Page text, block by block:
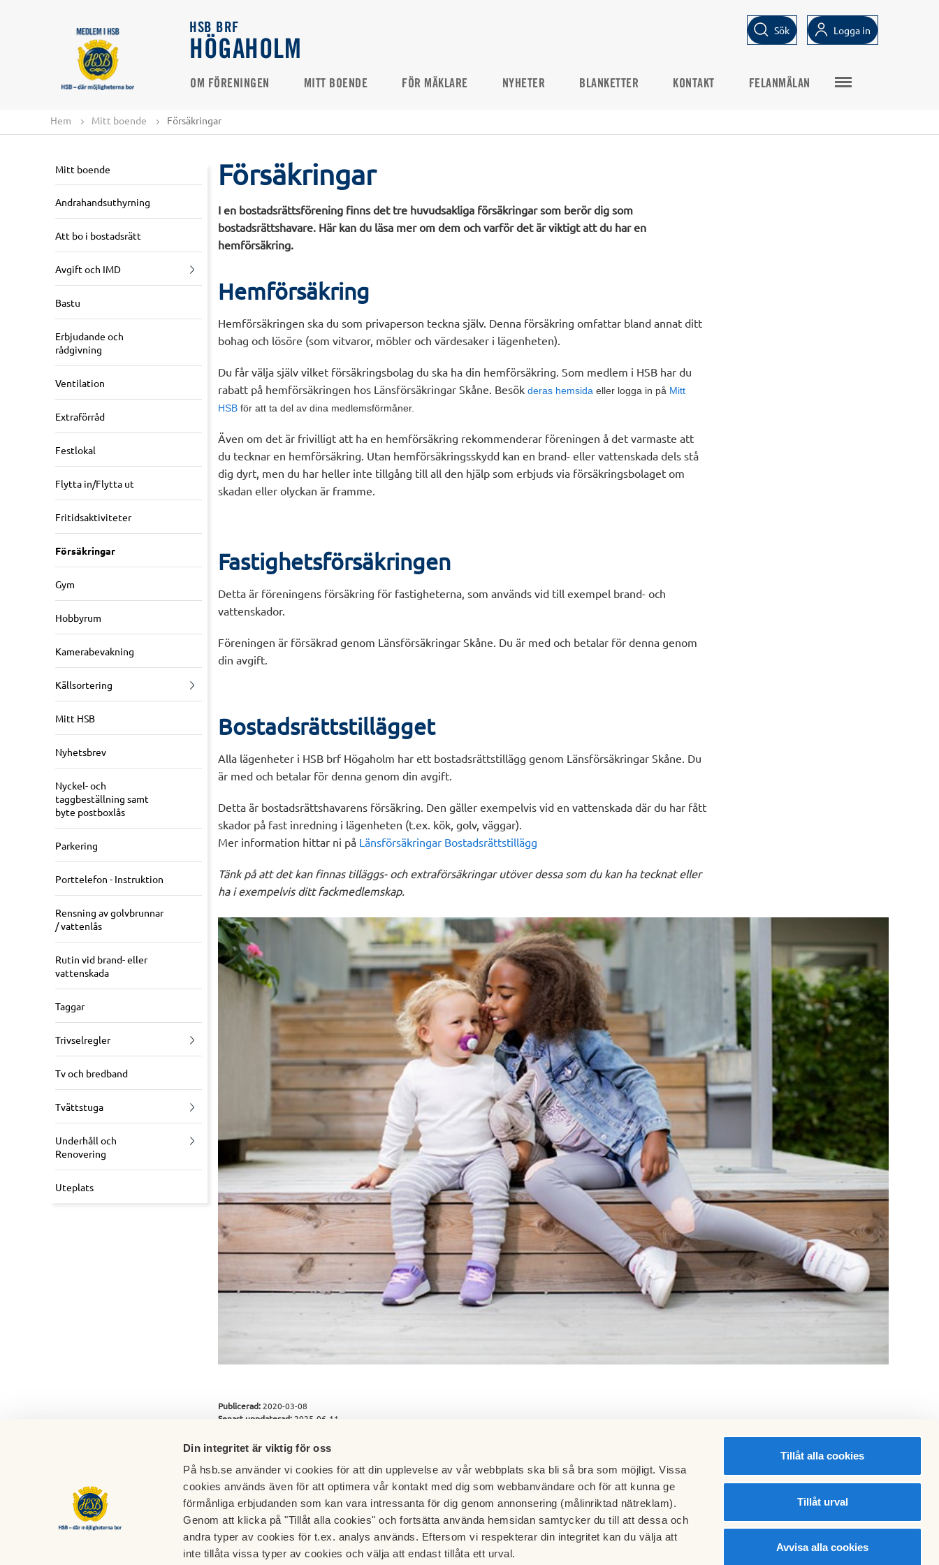
Din integritet är viktig för oss
På hsb.se använder vi cookies för att din upplevelse av vår webbplats ska bli så bra som möjligt. Vissa
cookies används även för att optimera vår kontakt med dig som webbanvändare och för att kunna ge
förmånliga erbjudanden som kan vara intressanta för dig genom annonsering (målinriktad nätreklam).
Genom att klicka på "Tillåt alla cookies" och fortsätta använda hemsidan samtycker du till att dessa och
andra typer av cookies för t.ex. analys används. Eftersom vi respekterar din integritet kan du välja att
inte tillåta vissa typer av cookies och välja att endast tillåta ett urval.
Tillåt alla cookies
Tillåt urval
Avvisa alla cookies
HSB BRF
HÖGAHOLM
Sök Logga in
OM FÖRENINGEN MITT BOENDE FÖR MÄKLARE NYHETER BLANKETTER KONTAKT FELANMÄLAN
Hem Mitt boende Försäkringar
Mitt boende
Andrahandsuthyrning
Att bo i bostadsrätt
Avgift och IMD
Bastu
Erbjudande och
rådgivning
Ventilation
Extraförråd
Festlokal
Flytta in/Flytta ut
Fritidsaktiviteter
Försäkringar
Gym
Hobbyrum
Kamerabevakning
Källsortering
Mitt HSB
Nyhetsbrev
Nyckel- och
taggbeställning samt
byte postboxlås
Parkering
Porttelefon - Instruktion
Rensning av golvbrunnar
/ vattenlås
Rutin vid brand- eller
vattenskada
Taggar
Trivselregler
Tv och bredband
Tvättstuga
Underhåll och
Renovering
Uteplats
Försäkringar
I en bostadsrättsförening finns det tre huvudsakliga försäkringar som berör dig som
bostadsrättshavare. Här kan du läsa mer om dem och varför det är viktigt att du har en
hemförsäkring.
Hemförsäkring
Hemförsäkringen ska du som privaperson teckna själv. Denna försäkring omfattar bland annat ditt
bohag och lösöre (som vitvaror, möbler och värdesaker i lägenheten).
Du får välja själv vilket försäkringsbolag du ska ha din hemförsäkring. Som medlem i HSB har du
rabatt på hemförsäkringen hos Länsförsäkringar Skåne. Besök deras hemsida eller logga in på Mitt
HSB för att ta del av dina medlemsförmåner.
Även om det är frivilligt att ha en hemförsäkring rekommenderar föreningen å det varmaste att
du tecknar en hemförsäkring. Utan hemförsäkringsskydd kan en brand- eller vattenskada dels stå
dig dyrt, men du har heller inte tillgång till all den hjälp som erbjuds via försäkringsbolaget om
skadan eller olyckan är framme.
Fastighetsförsäkringen
Detta är föreningens försäkring för fastigheterna, som används vid till exempel brand- och
vattenskador.
Föreningen är försäkrad genom Länsförsäkringar Skåne. Du är med och betalar för denna genom
din avgift.
Bostadsrättstillägget
Alla lägenheter i HSB brf Högaholm har ett bostadsrättstillägg genom Länsförsäkringar Skåne. Du
är med och betalar för denna genom din avgift.
Detta är bostadsrättshavarens försäkring. Den gäller exempelvis vid en vattenskada där du har fått
skador på fast inredning i lägenheten (t.ex. kök, golv, väggar).
Mer information hittar ni på Länsförsäkringar Bostadsrättstillägg
Tänk på att det kan finnas tilläggs- och extraförsäkringar utöver dessa som du kan ha tecknat eller
ha i exempelvis ditt fackmedlemskap.
Publicerad:2020-03-08
Senast uppdaterad:2025-06-11
HSB brf Högaholm
Fastighetskontoret
Besök HSB.se